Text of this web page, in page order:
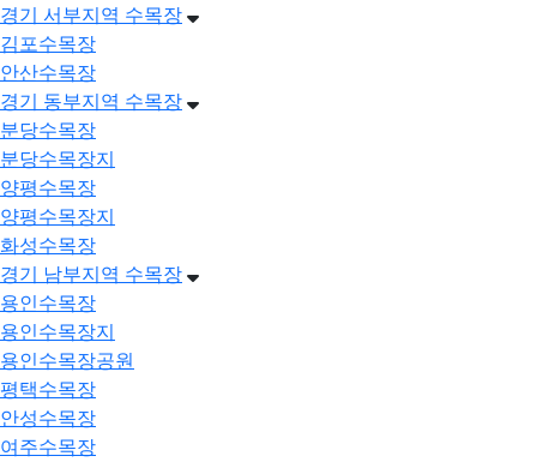
경기 서부지역 수목장
김포수목장
안산수목장
경기 동부지역 수목장
분당수목장
분당수목장지
양평수목장
양평수목장지
화성수목장
경기 남부지역 수목장
용인수목장
용인수목장지
용인수목장공원
평택수목장
안성수목장
여주수목장